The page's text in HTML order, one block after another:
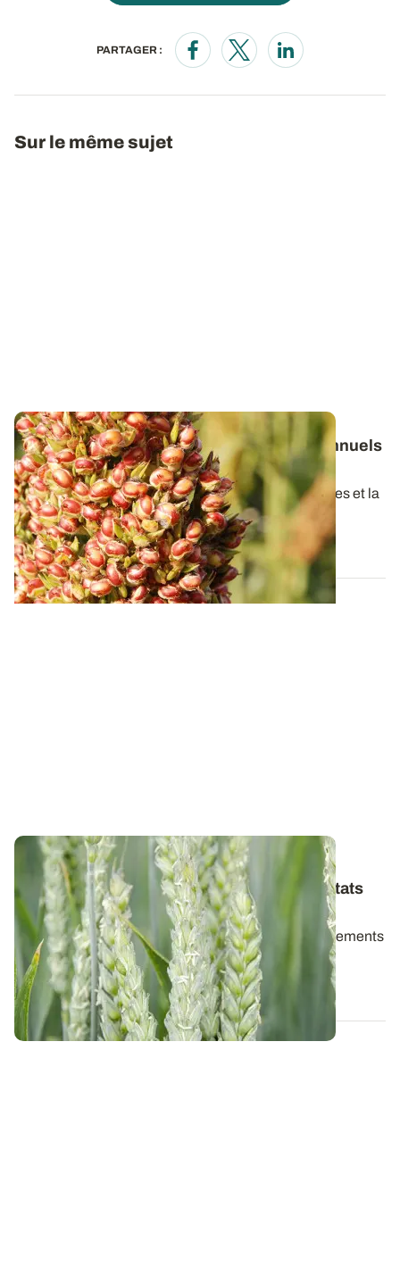
PARTAGER :
Opens in a new window
Opens in a new window
Opens in a new
Sur le même sujet
Sorgho grain : les résultats 2023 et pluriannuels
des essais variétés
La précocité, la régularité de rendement entre années et la
tenue de tige sont des...
01 FÉVR. 2024
PAYS DE LA LOIRE
Variétés de blé tendre : les premiers résultats
2026
Retrouvez la synthèse des résultats variétés et traitements
de semences en blé tendre d...
06 AOÛT 2026